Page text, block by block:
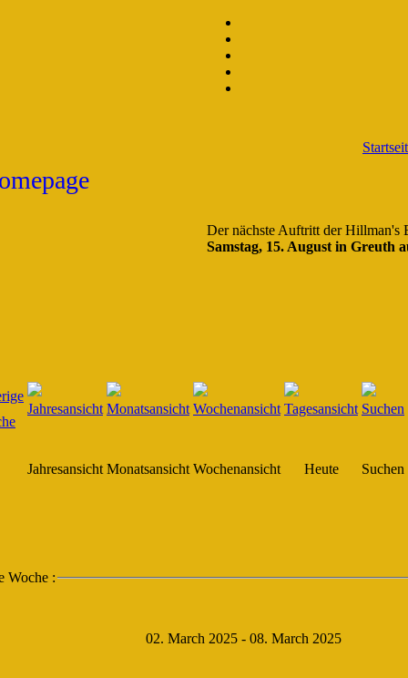
Der nächste Auftritt der Hillman's
Samstag, 15. August in Greuth
Jahresansicht Monatsansicht Wochenansicht Heute Suchen
Woche :
02. March 2025 - 08. March 2025